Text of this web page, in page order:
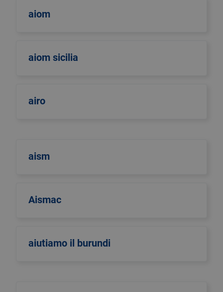
aiom
aiom sicilia
airo
aism
Aismac
aiutiamo il burundi